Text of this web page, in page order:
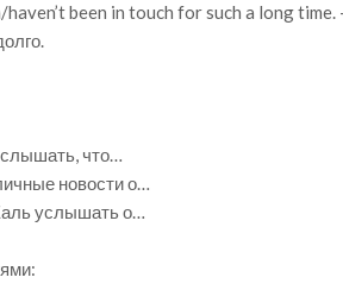
been in touch for such a long time.
что…
новости о…
услышать о…